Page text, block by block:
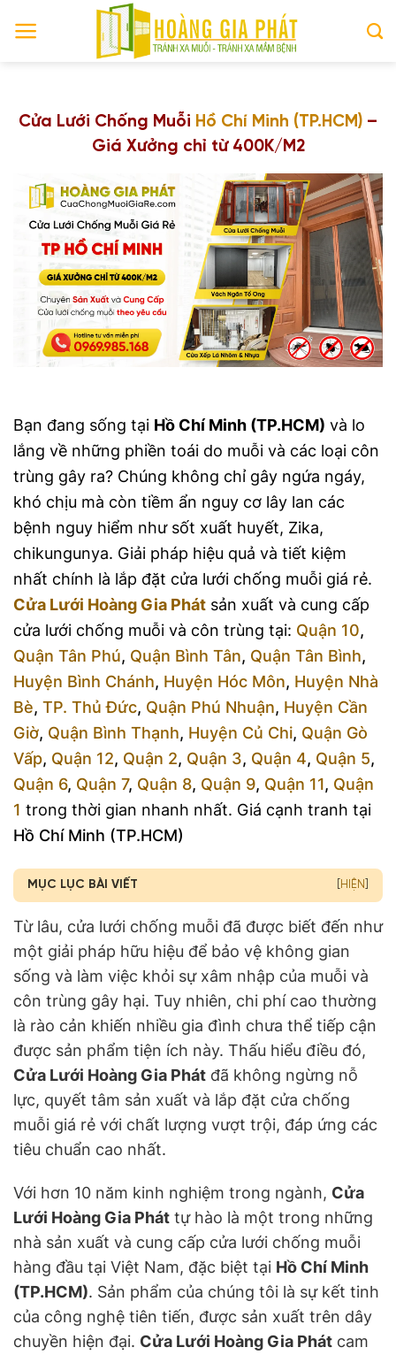
Cửa Lưới Chống Muỗi Hồ Chí Minh (TP.HCM) –
Giá Xưởng chỉ từ 400K/M2
Bạn đang sống tại Hồ Chí Minh (TP.HCM) và lo
lắng về những phiền toái do muỗi và các loại côn
trùng gây ra? Chúng không chỉ gây ngứa ngáy,
khó chịu mà còn tiềm ẩn nguy cơ lây lan các
bệnh nguy hiểm như sốt xuất huyết, Zika,
chikungunya. Giải pháp hiệu quả và tiết kiệm
nhất chính là lắp đặt cửa lưới chống muỗi giá rẻ.
Cửa Lưới Hoàng Gia Phát sản xuất và cung cấp
cửa lưới chống muỗi và côn trùng tại: Quận 10,
Quận Tân Phú, Quận Bình Tân, Quận Tân Bình,
Huyện Bình Chánh, Huyện Hóc Môn, Huyện Nhà
Bè, TP. Thủ Đức, Quận Phú Nhuận, Huyện Cần
Giờ, Quận Bình Thạnh, Huyện Củ Chi, Quận Gò
Vấp, Quận 12, Quận 2, Quận 3, Quận 4, Quận 5,
Quận 6, Quận 7, Quận 8, Quận 9, Quận 11, Quận
1 trong thời gian nhanh nhất. Giá cạnh tranh tại
Hồ Chí Minh (TP.HCM)
MỤC LỤC BÀI VIẾT HIỆN
Từ lâu, cửa lưới chống muỗi đã được biết đến như
một giải pháp hữu hiệu để bảo vệ không gian
sống và làm việc khỏi sự xâm nhập của muỗi và
côn trùng gây hại. Tuy nhiên, chi phí cao thường
là rào cản khiến nhiều gia đình chưa thể tiếp cận
được sản phẩm tiện ích này. Thấu hiểu điều đó,
Cửa Lưới Hoàng Gia Phát đã không ngừng nỗ
lực, quyết tâm sản xuất và lắp đặt cửa chống
muỗi giá rẻ với chất lượng vượt trội, đáp ứng các
tiêu chuẩn cao nhất.
Với hơn 10 năm kinh nghiệm trong ngành, Cửa
Lưới Hoàng Gia Phát tự hào là một trong những
nhà sản xuất và cung cấp cửa lưới chống muỗi
hàng đầu tại Việt Nam, đặc biệt tại Hồ Chí Minh
(TP.HCM). Sản phẩm của chúng tôi là sự kết tinh
của công nghệ tiên tiến, được sản xuất trên dây
chuyền hiện đại. Cửa Lưới Hoàng Gia Phát cam